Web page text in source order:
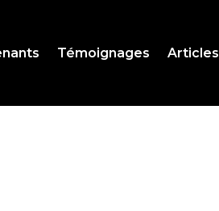
Témoignages Articles